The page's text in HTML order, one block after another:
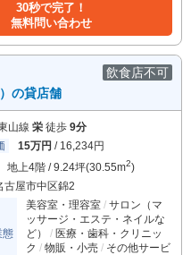
30秒で完了！
無料問い合わせ
飲食店不可
の貸店舗
山線 栄 徒歩 9分
15万円 / 16,234円
地上4階 / 9.24坪(30.55m2)
古屋市中区錦2
態
美容室・理容室
サロン（マ
ッサージ・エステ・ネイルな
ど）
医療・歯科・クリニッ
ク
物販・小売
その他サービ